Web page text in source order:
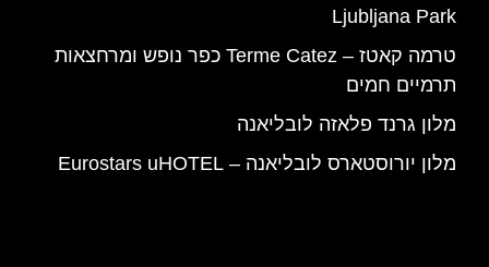
Ljubljana Park
טרמה קאטז – Terme Catez כפר נופש ומרחצאות
תרמיים חמים
מלון גרנד פלאזה לובליאנה
מלון יורוסטארס לובליאנה – Eurostars uHOTEL